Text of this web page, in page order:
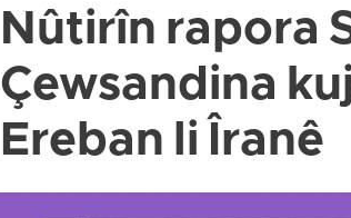
Nûtirîn rapora
Çewsandina
Ereban li Îranê